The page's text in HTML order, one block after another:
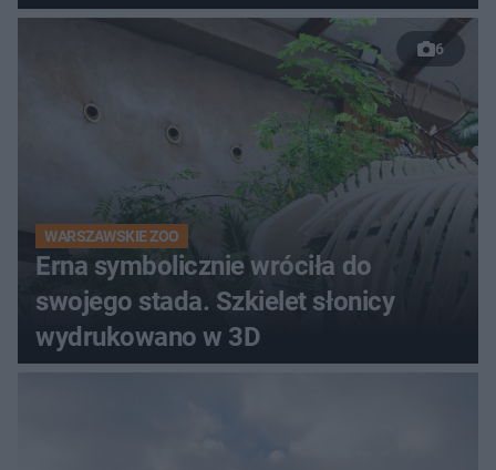
6
WARSZAWSKIE ZOO
Erna symbolicznie wróciła do
swojego stada. Szkielet słonicy
wydrukowano w 3D